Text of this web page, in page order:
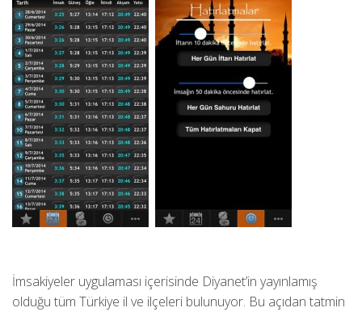
İmsakiyeler uygulaması içerisinde Diyanet’in yayınlamış
olduğu tüm Türkiye il ve ilçeleri bulunuyor. Bu açıdan tatmin